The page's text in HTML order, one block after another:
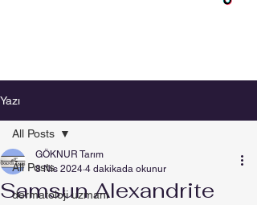
Yazı
All Posts
dermatoloji uzmanı
All Posts
Samsun Alexandrite
GÖKNUR Tarım
8 Nis 2024 4 dakikada okunur